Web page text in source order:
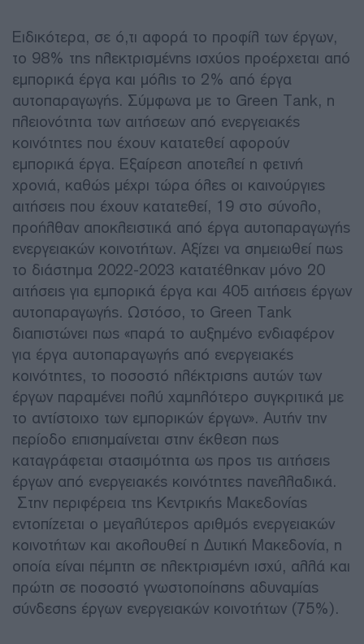
Ειδικότερα, σε ό,τι αφορά το προφίλ των έργων,
το 98% της ηλεκτρισμένης ισχύος προέρχεται από
εμπορικά έργα και μόλις το 2% από έργα
αυτοπαραγωγής. Σύμφωνα με το Green Tank, η
πλειονότητα των αιτήσεων από ενεργειακές
κοινότητες που έχουν κατατεθεί αφορούν
εμπορικά έργα. Εξαίρεση αποτελεί η φετινή
χρονιά, καθώς μέχρι τώρα όλες οι καινούργιες
αιτήσεις που έχουν κατατεθεί, 19 στο σύνολο,
προήλθαν αποκλειστικά από έργα αυτοπαραγωγής
ενεργειακών κοινοτήτων. Αξίζει να σημειωθεί πως
το διάστημα 2022-2023 κατατέθηκαν μόνο 20
αιτήσεις για εμπορικά έργα και 405 αιτήσεις έργων
αυτοπαραγωγής. Ωστόσο, το Green Tank
διαπιστώνει πως «παρά το αυξημένο ενδιαφέρον
για έργα αυτοπαραγωγής από ενεργειακές
κοινότητες, το ποσοστό ηλέκτρισης αυτών των
έργων παραμένει πολύ χαμηλότερο συγκριτικά με
το αντίστοιχο των εμπορικών έργων». Αυτήν την
περίοδο επισημαίνεται στην έκθεση πως
καταγράφεται στασιμότητα ως προς τις αιτήσεις
έργων από ενεργειακές κοινότητες πανελλαδικά.
Στην περιφέρεια της Κεντρικής Μακεδονίας
εντοπίζεται ο μεγαλύτερος αριθμός ενεργειακών
κοινοτήτων και ακολουθεί η Δυτική Μακεδονία, η
οποία είναι πέμπτη σε ηλεκτρισμένη ισχύ, αλλά και
πρώτη σε ποσοστό γνωστοποίησης αδυναμίας
σύνδεσης έργων ενεργειακών κοινοτήτων (75%).